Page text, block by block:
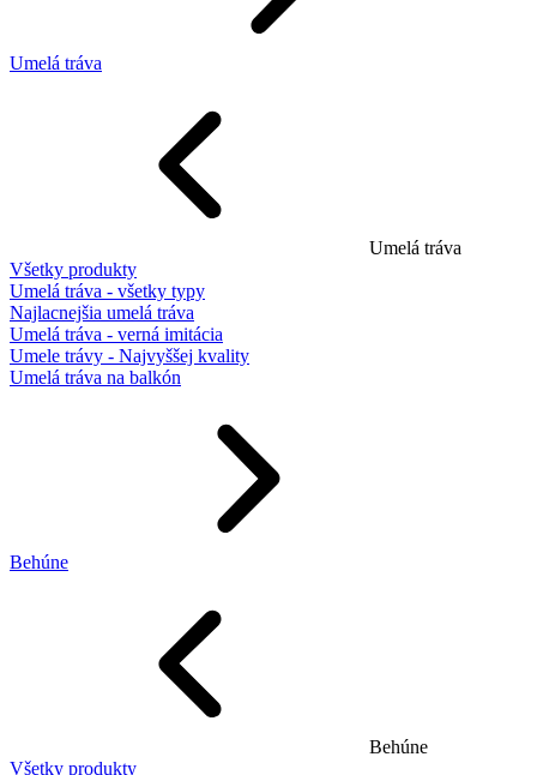
Umelá tráva
Umelá tráva
Všetky produkty
Umelá tráva - všetky typy
Najlacnejšia umelá tráva
Umelá tráva - verná imitácia
Umele trávy - Najvyššej kvality
Umelá tráva na balkón
Behúne
Behúne
Všetky produkty